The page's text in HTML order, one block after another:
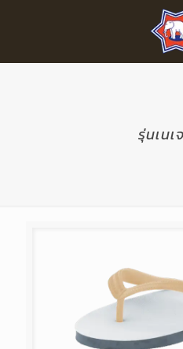
รุ่นเนเ